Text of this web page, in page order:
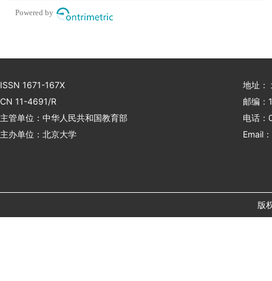
and hyperbaric oxygen
Powered by
ISSN 1671-167X
CN 11-4691/R
主管单位：中华人民共和国教育部
主办单位：北京大学
地址：
邮编：
电话
Email
版